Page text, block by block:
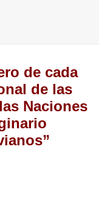
de cada
de las
Naciones